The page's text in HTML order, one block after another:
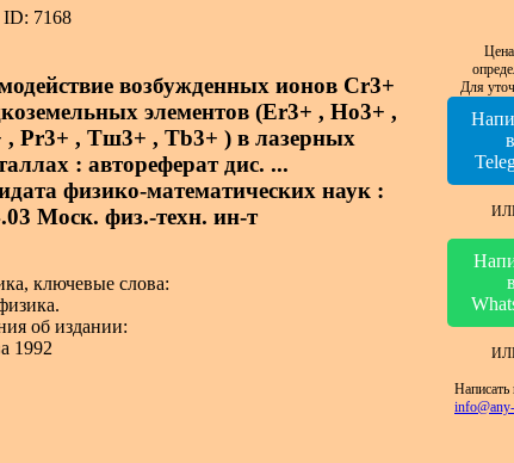
7168
возбужденных ионов Cr3+
элементов (Er3+ , Ho3+ ,
, Pr3+ , Tш3+ , Tb3+ ) в лазерных
: автореферат дис. ...
физико-математических наук :
Моск. физ.-техн. ин-т
ключевые слова:
об издании:
1992
Для
в
в
Написать